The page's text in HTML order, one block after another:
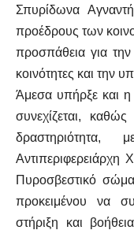
Σπυρίδωνα
προέδρους των
προσπάθεια για
κοινότητες και την
Άμεσα υπήρξε και η
συνεχίζεται,
Αντιπεριφερειάρχη
Πυροσβεστικό
προκειμένου να
στήριξη και